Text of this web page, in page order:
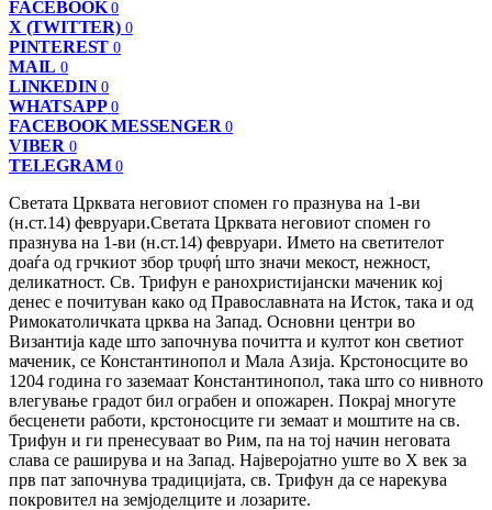
FACEBOOK 0
X (TWITTER) 0
PINTEREST 0
MAIL 0
LINKEDIN 0
WHATSAPP 0
FACEBOOK MESSENGER 0
VIBER 0
TELEGRAM 0
Светата Црквата неговиот спомен го празнува на 1-ви
(н.ст.14) февруари.Светата Црквата неговиот спомен го
празнува на 1-ви (н.ст.14) февруари. Името на светителот
доаѓа од грчкиот збор τρυφή што значи мекост, нежност,
деликатност. Св. Трифун е ранохристијански маченик кој
денес е почитуван како од Православната на Исток, така и од
Римокатоличката црква на Запад. Основни центри во
Византија каде што започнува почитта и култот кон светиот
маченик, се Константинопол и Мала Азија. Крстоносците во
1204 година го заземаат Константинопол, така што со нивното
влегување градот бил ограбен и опожарен. Покрај многуте
бесценети работи, крстоносците ги земаат и моштите на св.
Трифун и ги пренесуваат во Рим, па на тој начин неговата
слава се раширува и на Запад. Најверојатно уште во Х век за
прв пат започнува традицијата, св. Трифун да се нарекува
покровител на земјоделците и лозарите.